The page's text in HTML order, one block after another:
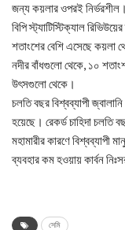
জন্য কয়লার ওপরই নির্ভরশীল।
বিপি স্ট্যাটিস্টিক্যাল
শতাংশের বেশি এসেছে কয়লা
নদীর বাঁধগুলো থেকে, ১০
উৎসগুলো থেকে।
চলতি বছর বিশ্বব্যাপী
হয়েছে। রেকর্ড চাহিদা চলতি
মহামারীর কারণে বিশ্বব্যাপী
ব্যবহার কম হওয়ায় কার্বন
সেমি